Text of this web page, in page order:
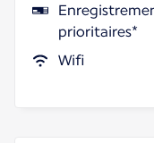
prioritaires*
Wifi